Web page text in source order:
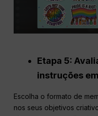
Etapa 5:
instruções
Escolha o formato de
nos seus objetivos